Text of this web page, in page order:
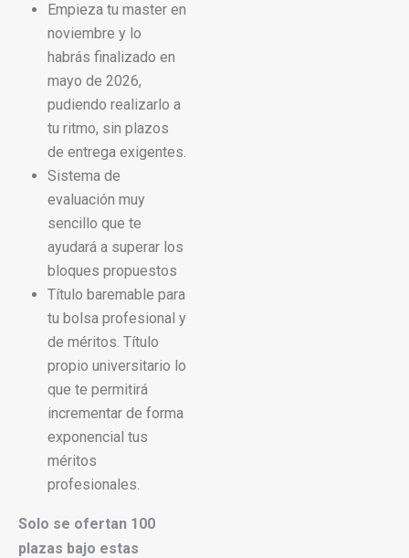
Empieza tu master en
noviembre y lo
habrás finalizado en
mayo de 2026,
pudiendo realizarlo a
tu ritmo, sin plazos
de entrega exigentes.
Sistema de
evaluación muy
sencillo que te
ayudará a superar los
bloques propuestos
Título baremable para
tu bolsa profesional y
de méritos. Título
propio universitario lo
que te permitirá
incrementar de forma
exponencial tus
méritos
profesionales.
Solo se ofertan 100
plazas bajo estas